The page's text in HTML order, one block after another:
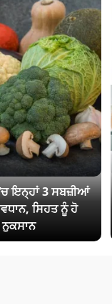
ਇਨ੍ਹਾਂ 3 ਸਬਜ਼ੀਆਂ
ਸਿਹਤ ਨੂੰ ਹੋ